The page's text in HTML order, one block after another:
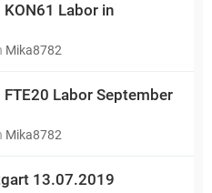
Labor in
Mika8782
FTE20 Labor September
Mika8782
13.07.2019